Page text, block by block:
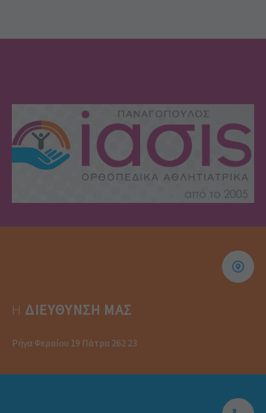
Η ΔΙΕΎΘΥΝΣΗ ΜΑΣ
Ρήγα Φεραίου 19 Πάτρα 262 23